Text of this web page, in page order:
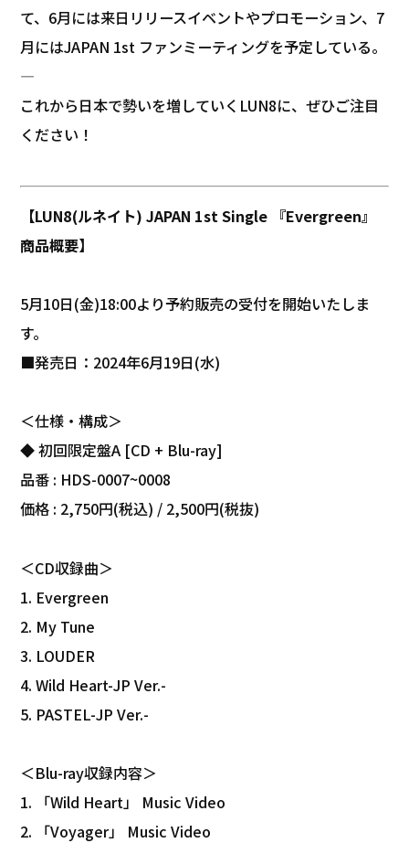
て、6月には来日リリースイベントやプロモーション、7
月にはJAPAN 1st ファンミーティングを予定している。
—
これから日本で勢いを増していくLUN8に、ぜひご注目
ください！
【LUN8(ルネイト) JAPAN 1st Single 『Evergreen』
商品概要】
5月10日(金)18:00より予約販売の受付を開始いたしま
す。
■発売日：2024年6月19日(水)
＜仕様・構成＞
◆ 初回限定盤A [CD + Blu-ray]
品番 : HDS-0007~0008
価格 : 2,750円(税込) / 2,500円(税抜)
＜CD収録曲＞
1. Evergreen
2. My Tune
3. LOUDER
4. Wild Heart-JP Ver.-
5. PASTEL-JP Ver.-
＜Blu-ray収録内容＞
1. 「Wild Heart」 Music Video
2. 「Voyager」 Music Video